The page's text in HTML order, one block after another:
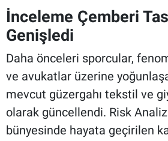
İnceleme Çemberi
Genişledi
Daha önceleri sporcular,
ve avukatlar üzerine
mevcut güzergahı tekstil ve
olarak güncellendi. Risk
bünyesinde hayata geçirilen